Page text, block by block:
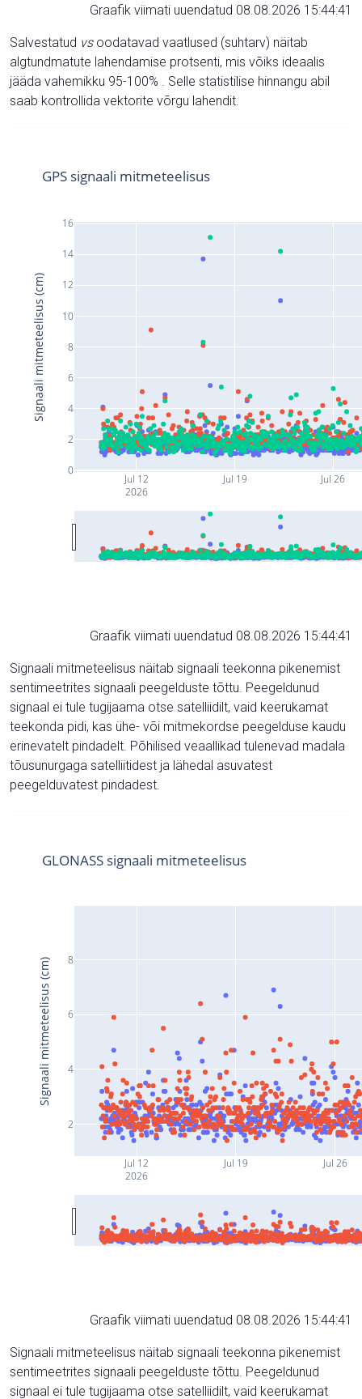
Graafik viimati uuendatud 08.08.2026 15:44:41
Salvestatud vsoodatavad vaatlused (suhtarv) näitab
algtundmatute lahendamise protsenti, mis võiks ideaalis
jääda vahemikku 95-100% . Selle statistilise hinnangu abil
saab kontrollida vektorite võrgu lahendit.
Jul 12
2026
Jul 19 Jul 26
0
2
4
6
8
10
12
14
16
GPS signaali mitmeteelisus
Signaali mitmeteelisus (cm)
Graafik viimati uuendatud 08.08.2026 15:44:41
Signaali mitmeteelisus näitab signaali teekonna pikenemist
sentimeetrites signaali peegelduste tõttu. Peegeldunud
signaal ei tule tugijaama otse satelliidilt, vaid keerukamat
teekonda pidi, kas ühe- või mitmekordse peegelduse kaudu
erinevatelt pindadelt. Põhilised veaallikad tulenevad madala
tõusunurgaga satelliitidest ja lähedal asuvatest
peegelduvatest pindadest.
Jul 12
2026
Jul 19 Jul 26
2
4
6
8
GLONASS signaali mitmeteelisus
Signaali mitmeteelisus (cm)
Graafik viimati uuendatud 08.08.2026 15:44:41
Signaali mitmeteelisus näitab signaali teekonna pikenemist
sentimeetrites signaali peegelduste tõttu. Peegeldunud
signaal ei tule tugijaama otse satelliidilt, vaid keerukamat